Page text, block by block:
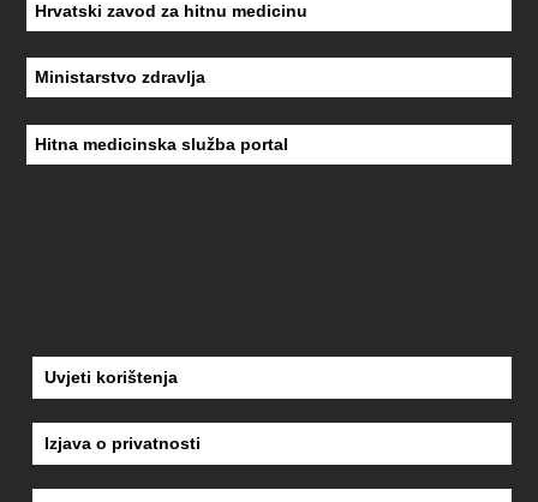
Hrvatski zavod za hitnu medicinu
Ministarstvo zdravlja
Hitna medicinska služba portal
Uvjeti korištenja
Izjava o privatnosti